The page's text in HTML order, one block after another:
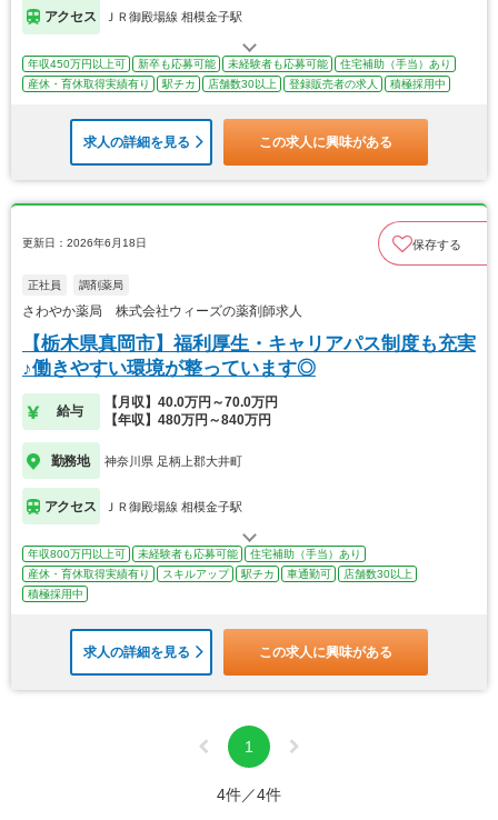
アクセス ＪＲ御殿場線 相模金子駅
年収450万円以上可 新卒も応募可能 未経験者も応募可能
住宅補助（手当）あり
産休・育休取得実績有り
駅チカ 店舗数30以上 登録販売者の求人 積極採用中
求人の詳細を見る この求人に興味がある
更新日：2026年6月18日 保存する
正社員 調剤薬局
さわやか薬局 株式会社ウィーズの薬剤師求人
【栃木県真岡市】福利厚生・キャリアパス制度も充実
♪働きやすい環境が整っています◎
給与
【月収】40.0万円～70.0万円
【年収】480万円～840万円
勤務地 神奈川県 足柄上郡大井町
アクセス ＪＲ御殿場線 相模金子駅
年収800万円以上可 未経験者も応募可能
住宅補助（手当）あり
産休・育休取得実績有り
スキルアップ 駅チカ 車通勤可
店舗数30以上
積極採用中
求人の詳細を見る この求人に興味がある
1
4件／4件